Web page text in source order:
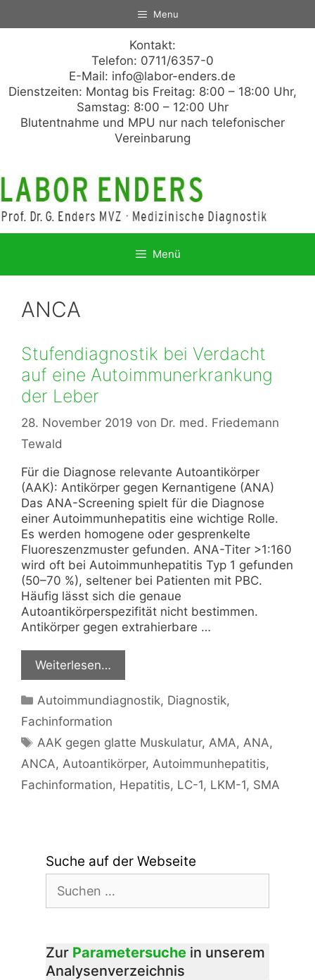
Menu
Kontakt:
Telefon: 0711/6357-0
E-Mail: info@labor-enders.de
Dienstzeiten: Montag bis Freitag: 8:00 – 18:00 Uhr,
Samstag: 8:00 – 12:00 Uhr
Blutentnahme und MPU nur nach telefonischer
Vereinbarung
Menü
ANCA
Stufendiagnostik bei Verdacht
auf eine Autoimmunerkrankung
der Leber
28. November 2019 von Dr. med. Friedemann
Tewald
Für die Diagnose relevante Autoantikörper
(AAK): Antikörper gegen Kernantigene (ANA)
Das ANA-Screening spielt für die Diagnose
einer Autoimmunhepatitis eine wichtige Rolle.
Es werden homogene oder gesprenkelte
Fluoreszenzmuster gefunden. ANA-Titer >1:160
wird oft bei Autoimmunhepatitis Typ 1 gefunden
(50–70 %), seltener bei Patienten mit PBC.
Häufig lässt sich die genaue
Autoantikörperspezifität nicht bestimmen.
Antikörper gegen extrahierbare …
Weiterlesen…
Kategorien
Autoimmundiagnostik, Diagnostik,
Fachinformation
Schlagwörter
AAK gegen glatte Muskulatur, AMA, ANA,
ANCA, Autoantikörper, Autoimmunhepatitis,
Fachinformation, Hepatitis, LC-1, LKM-1, SMA
Suche auf der Webseite
nach:
Zur Parametersuche in unserem
Analysenverzeichnis